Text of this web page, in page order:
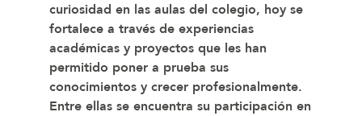
curiosidad en las aulas del colegio, hoy se
fortalece a través de experiencias
académicas y proyectos que les han
permitido poner a prueba sus
conocimientos y crecer profesionalmente.
Entre ellas se encuentra su participación en